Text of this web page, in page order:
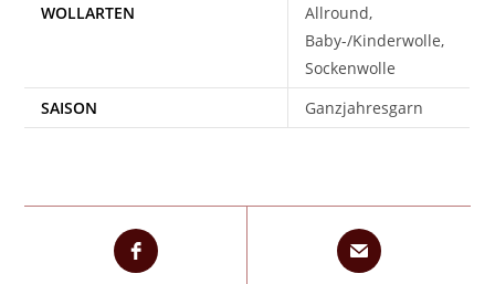
WOLLARTEN
Allround,
Baby-/Kinderwolle,
Sockenwolle
SAISON
Ganzjahresgarn